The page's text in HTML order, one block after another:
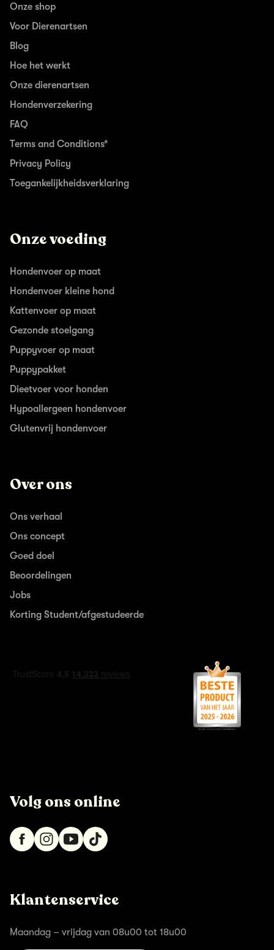
Onze shop
Voor Dierenartsen
Blog
Hoe het werkt
Onze dierenartsen
Hondenverzekering
FAQ
Terms and Conditions*
Privacy Policy
Toegankelijkheidsverklaring
Onze voeding
Hondenvoer op maat
Hondenvoer kleine hond
Kattenvoer op maat
Gezonde stoelgang
Puppyvoer op maat
Puppypakket
Dieetvoer voor honden
Hypoallergeen hondenvoer
Glutenvrij hondenvoer
Over ons
Ons verhaal
Ons concept
Goed doel
Beoordelingen
Jobs
Korting Student/afgestudeerde
Volg ons online
Klantenservice
Maandag – vrijdag van 08u00 tot 18u00